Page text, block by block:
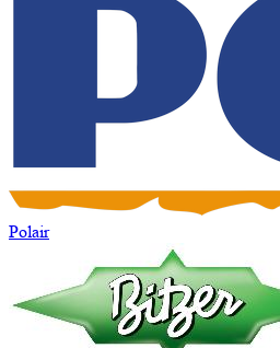
Polair